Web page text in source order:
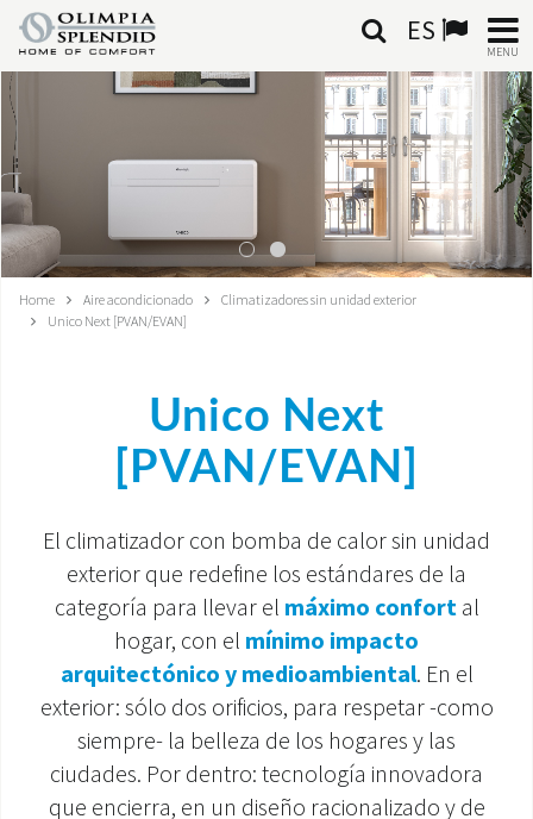
ES
MENU
HOME
AIRE ACONDICIONADO
CALEFACCIÓN
TRATAMIENTO DEL AIRE
SISTEMAS INTEGRADOS
CONTACTA CON NOSOTROS
ÁREA DE DESCARGA
Home Aire acondicionado
Climatizadores sin unidad exterior
Unico Next [PVAN/EVAN]
Unico Next
[PVAN/EVAN]
El climatizador con bomba de calor sin unidad
exterior que redefine los estándares de la
categoría para llevar el máximo confortal
hogar, con el mínimo impacto
arquitectónico y medioambiental. En el
exterior: sólo dos orificios, para respetar -como
siempre- la belleza de los hogares y las
ciudades. Por dentro: tecnología innovadora
que encierra, en un diseño racionalizado y de